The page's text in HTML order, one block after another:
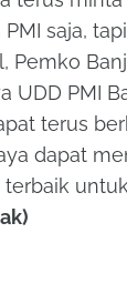
saja,
Pemko
UDD PMI
terus
dapat